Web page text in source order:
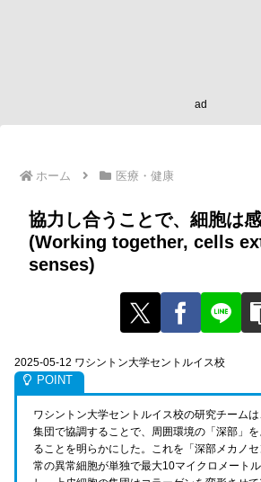
ad
ホーム 医療・健康
協力し合うことで、細胞は
(Working together, cells
senses)
2025-05-12 ワシントン大学セントルイス校
ワシントン大学セントルイス校の研究チーム
集団で協調することで、周囲環境の「深部」
ることを明らかにした。これを「深部メカノ
常の異常細胞が単独で最大10マイクロメート